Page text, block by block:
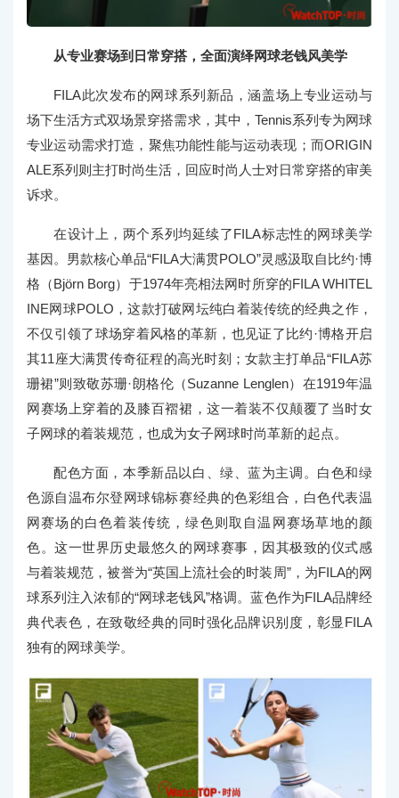
从专业赛场到日常穿搭，全面演绎网球老钱风美学
FILA此次发布的网球系列新品，涵盖场上专业运动与
场下生活方式双场景穿搭需求，其中，Tennis系列专为网球
专业运动需求打造，聚焦功能性能与运动表现；而ORIGIN
ALE系列则主打时尚生活，回应时尚人士对日常穿搭的审美
诉求。
在设计上，两个系列均延续了FILA标志性的网球美学
基因。男款核心单品“FILA大满贯POLO”灵感汲取自比约·博
格（Björn Borg）于1974年亮相法网时所穿的FILA WHITEL
INE网球POLO，这款打破网坛纯白着装传统的经典之作，
不仅引领了球场穿着风格的革新，也见证了比约·博格开启
其11座大满贯传奇征程的高光时刻；女款主打单品“FILA苏
珊裙”则致敬苏珊·朗格伦（Suzanne Lenglen）在1919年温
网赛场上穿着的及膝百褶裙，这一着装不仅颠覆了当时女
子网球的着装规范，也成为女子网球时尚革新的起点。
配色方面，本季新品以白、绿、蓝为主调。白色和绿
色源自温布尔登网球锦标赛经典的色彩组合，白色代表温
网赛场的白色着装传统，绿色则取自温网赛场草地的颜
色。这一世界历史最悠久的网球赛事，因其极致的仪式感
与着装规范，被誉为“英国上流社会的时装周”，为FILA的网
球系列注入浓郁的“网球老钱风”格调。蓝色作为FILA品牌经
典代表色，在致敬经典的同时强化品牌识别度，彰显FILA
独有的网球美学。